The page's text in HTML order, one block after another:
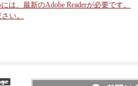
は、最新のAdobe Readerが必要です。
い。